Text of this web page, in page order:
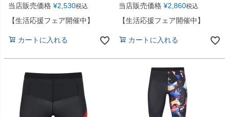
当店販売価格 ¥2,530税込
【生活応援フェア開催中】
カートに入れる
当店販売価格 ¥2,860税込
【生活応援フェア開催中】
カートに入れる